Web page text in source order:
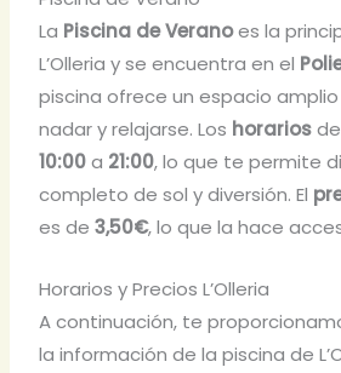
La Piscina de Veranoes la
L’Olleria y se encuentra en el
piscina ofrece un espacio
nadar y relajarse. Los horarios
10:00a 21:00, lo que te permite
completo de sol y diversión. El
es de3,50€, lo que la hace
Horarios y Precios L’Olleria
A continuación, te
la información de la piscina de